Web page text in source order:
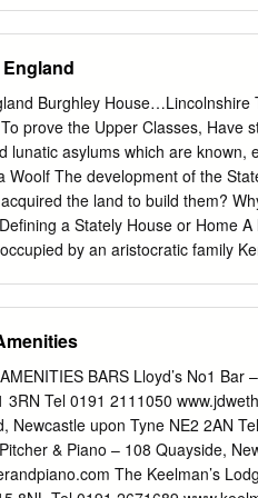
für Ferninjektionsgeräte und
entsprechend den
Str.erforderlichen 2, 29664
Fax: 05161 74574 E-Mail:
05161 – 4813192 Fax:
http://www.interzoo.de http://
lag eine CD-Rom mit der
werden.
Burghley House…Lincolnshire
prove the Upper Classes, Have
lunatic asylums which are known,
Woolf The development of the
acquired the land to build them?
a Stately House or Home
by an aristocratic family
Baroque --early to late 18thC.
19th C. Victorian Gothic
This is our vision of a Stately
chandeliers. But…… This is
? Is it the history and
jealousy ,or a sense of
using willow and ash poles C.
BARS Lloyd’s No1
3RN Tel 0191 2111050
Newcastle upon Tyne NE2 2AN
& Piano – 108 Quayside,
The Keelman’s